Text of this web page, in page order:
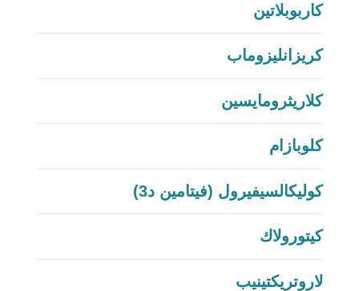
كاربوبلاتين
كريزانليزوماب
كلاريثرومايسين
كلوبازام
كوليكالسيفيرول (فيتامين د3)
كيتورولاك
لاروتريكتينيب